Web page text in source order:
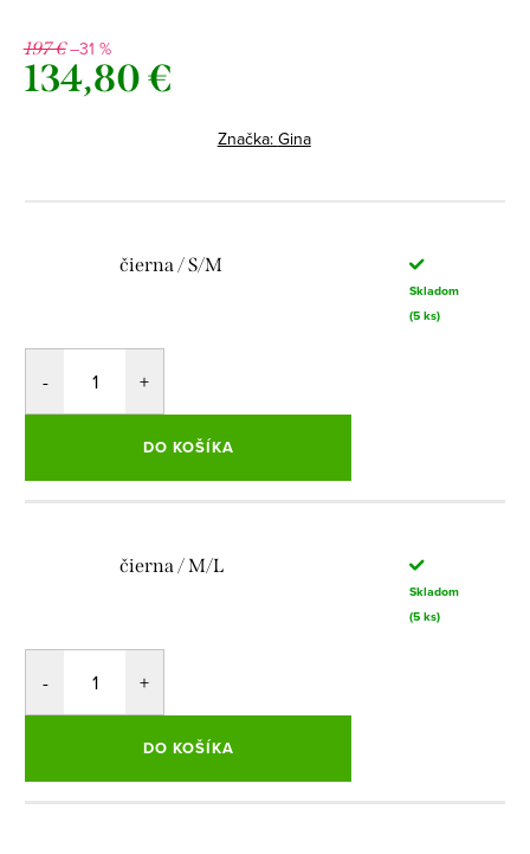
197 €–31 %
134,80 €
Značka: Gina
čierna / S/M
Skladom
(5 ks)
DO KOŠÍKA
čierna / M/L
Skladom
(5 ks)
DO KOŠÍKA